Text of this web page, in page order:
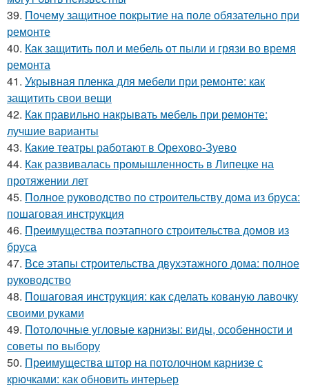
39. Почему защитное покрытие на поле обязательно при
ремонте
40. Как защитить пол и мебель от пыли и грязи во время
ремонта
41. Укрывная пленка для мебели при ремонте: как
защитить свои вещи
42. Как правильно накрывать мебель при ремонте:
лучшие варианты
43. Какие театры работают в Орехово-Зуево
44. Как развивалась промышленность в Липецке на
протяжении лет
45. Полное руководство по строительству дома из бруса:
пошаговая инструкция
46. Преимущества поэтапного строительства домов из
бруса
47. Все этапы строительства двухэтажного дома: полное
руководство
48. Пошаговая инструкция: как сделать кованую лавочку
своими руками
49. Потолочные угловые карнизы: виды, особенности и
советы по выбору
50. Преимущества штор на потолочном карнизе с
крючками: как обновить интерьер